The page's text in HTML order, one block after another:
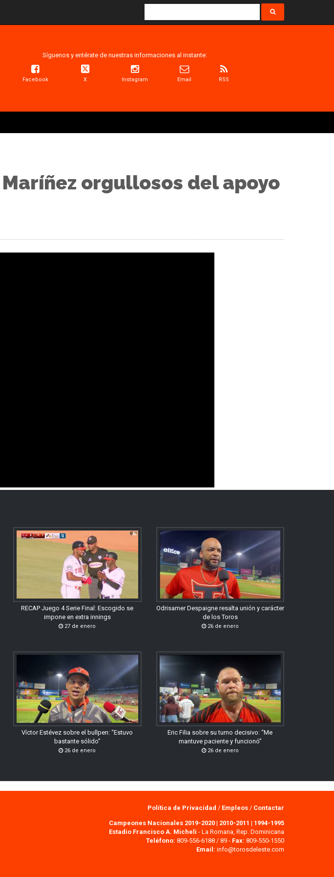
Síguenos y entérate de nuestras informaciones al instante:
Facebook X Instagram Email RSS
orgullosos del apoyo
RECAP Juego 4 Serie Final: Escogido se
impone en extra innings
27 de enero
Odrisamer Despaigne resalta unión y carácter
de los Toros
26 de enero
Víctor Estévez sobre el bullpen: “Estuvo
bastante sólido”
26 de enero
Eric Filia sobre su turno decisivo: “Me
mantuve paciente y funcionó”
26 de enero
Política de Privacidad / Empleos / Contactar
Campeones Nacionales 2019-2020 | 2010-2011 | 1994-1995
Estadio Francisco A. Micheli - La Romana, Rep. Dominicana
Teléfono: 809-556-6188 / 89 - Fax: 809-550-1550
Email: info@torosdeleste.com